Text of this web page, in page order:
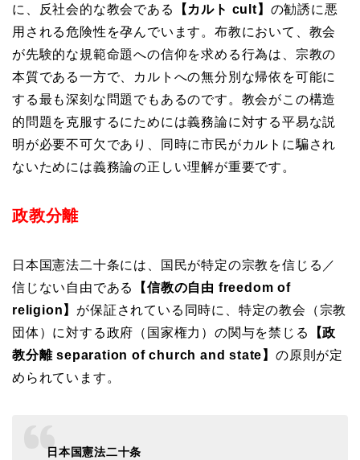
に、反社会的な教会である 【カルト cult】 の勧誘に悪
用される危険性を孕んでいます。布教において、教会
が先験的な規範命題への信仰を求める行為は、宗教の
本質である一方で、カルトへの無分別な帰依を可能に
する最も深刻な問題でもあるのです。教会がこの構造
的問題を克服するにためには義務論に対する平易な説
明が必要不可欠であり、同時に市民がカルトに騙され
ないためには義務論の正しい理解が重要です。
政教分離
日本国憲法二十条には、国民が特定の宗教を信じる／
信じない自由である
【信教の自由 freedom of
religion 】 が保証されている同時に
、特定の教会（宗教
団体）に対する政府（国家権力）の関与を禁じる
【政
教分離 separation of church and state】 の原則が定
められています。
日本国憲法二十条